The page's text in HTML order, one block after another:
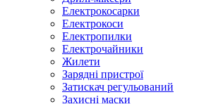
Електрокосарки
Електрокоси
Електропилки
Електрочайники
Жилети
Зарядні пристрої
Затискач регульований
Захисні маски